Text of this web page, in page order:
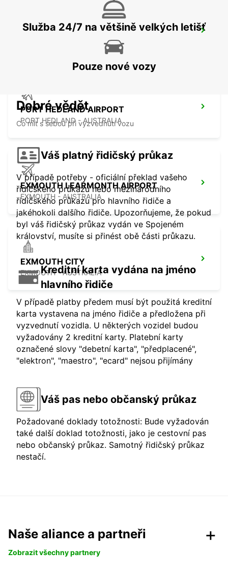
PORT HEDLAND CITY
PORT HEDLAND - AUSTRALIA
PORT HEDLAND AIRPORT
PORT HEDLAND - AUSTRALIA
EXMOUTH LEARMONTH AIRPORT
EXMOUTH - AUSTRALIA
EXMOUTH CITY
EXMOUTH - AUSTRALIA
Služba 24/7 na většině velkých letišť
Pouze nové vozy
Dobré vědět
Co mít s sebou při vyzvednutí vozu
Váš platný řidičský průkaz
V případě potřeby - oficiální překlad vašeho
řidičského průkazu nebo mezinárodního
řidičského průkazu pro hlavního řidiče a
jakéhokoli dalšího řidiče. Upozorňujeme, že pokud
byl váš řidičský průkaz vydán ve Spojeném
království, musíte si přinést obě části průkazu.
Kreditní karta vydána na jméno
hlavního řidiče
V případě platby předem musí být použitá kreditní
karta vystavena na jméno řidiče a předložena při
vyzvednutí vozidla. U některých vozidel budou
vyžadovány 2 kreditní karty. Platební karty
označené slovy "debetní karta", "předplacené",
"elektron", "maestro", "ecard" nejsou přijímány
Váš pas nebo občanský průkaz
Požadované doklady totožnosti: Bude vyžadován
také další doklad totožnosti, jako je cestovní pas
nebo občanský průkaz. Samotný řidičský průkaz
nestačí.
Naše aliance a partneři
Zobrazit všechny partnery